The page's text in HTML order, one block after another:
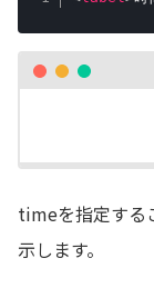
timeを指定する
示します。